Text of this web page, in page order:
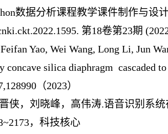
数据分析课程教学课件制作与设
第18卷第23期
Yao, Wei Wang, Long Li, Jun
concave silica diaphragm cascaded
（2023）
侠，刘晓峰，高伟涛.语音识别系
，科技核心